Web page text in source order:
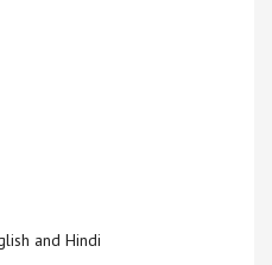
and Hindi